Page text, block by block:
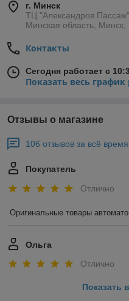
г. Минск
ТЦ "Александров
Минская область, Минск,
Контакты
Сегодня работает с
Показать весь график
Отзывы о магазине
106 отзывов за всё время
Покупатель
Отлично
Оригинальные товары
Ольга
Отлично
Показать